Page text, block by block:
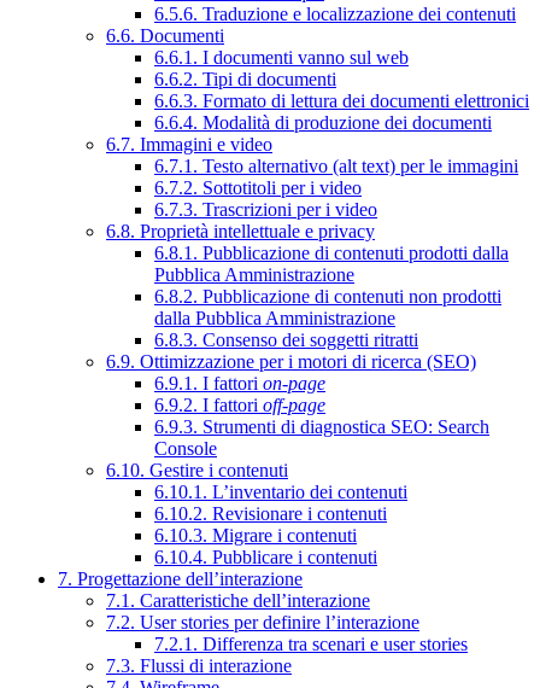
6.5.6. Traduzione e localizzazione dei contenuti
6.6. Documenti
6.6.1. I documenti vanno sul web
6.6.2. Tipi di documenti
6.6.3. Formato di lettura dei documenti elettronici
6.6.4. Modalità di produzione dei documenti
6.7. Immagini e video
6.7.1. Testo alternativo (alt text) per le immagini
6.7.2. Sottotitoli per i video
6.7.3. Trascrizioni per i video
6.8. Proprietà intellettuale e privacy
6.8.1. Pubblicazione di contenuti prodotti dalla
Pubblica Amministrazione
6.8.2. Pubblicazione di contenuti non prodotti
dalla Pubblica Amministrazione
6.8.3. Consenso dei soggetti ritratti
6.9. Ottimizzazione per i motori di ricerca (SEO)
6.9.1. I fattori on-page
6.9.2. I fattori off-page
6.9.3. Strumenti di diagnostica SEO: Search
Console
6.10. Gestire i contenuti
6.10.1. L’inventario dei contenuti
6.10.2. Revisionare i contenuti
6.10.3. Migrare i contenuti
6.10.4. Pubblicare i contenuti
7. Progettazione dell’interazione
7.1. Caratteristiche dell’interazione
7.2. User stories per definire l’interazione
7.2.1. Differenza tra scenari e user stories
7.3. Flussi di interazione